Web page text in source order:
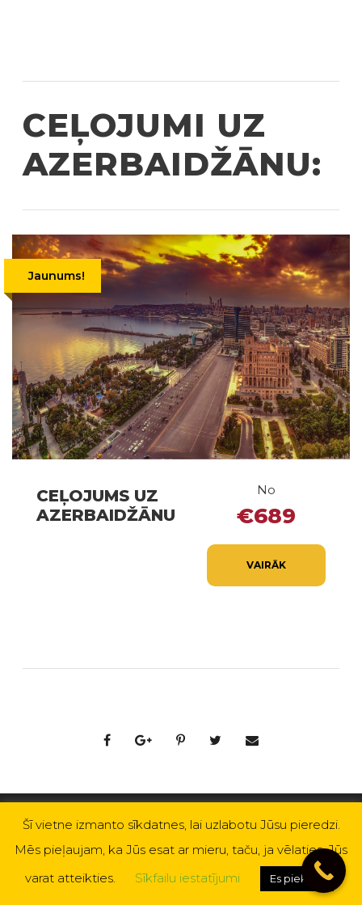
CEĻOJUMI UZ
AZERBAIDŽĀNU:
Jaunums!
CEĻOJUMS UZ
AZERBAIDŽĀNU
No
€689
VAIRĀK
Visi galamērķi
Šī vietne izmanto sīkdatnes, lai uzlabotu Jūsu pieredzi.
Mēs pieļaujam, ka Jūs esat ar mieru, taču, ja vēlaties, Jūs
varat atteikties.
Sīkfailu iestatījumi Es piekrītu